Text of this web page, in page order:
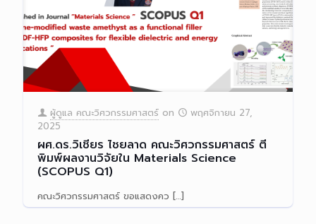
ผู้ดูแล คณะวิศวกรรมศาสตร์ on
พฤศจิกายน 27,
2025
ผศ.ดร.วิเชียร ไชยลาด คณะวิศวกรรมศาสตร์ ตี
พิมพ์ผลงานวิจัยใน Materials Science
(SCOPUS Q1)
คณะวิศวกรรมศาสตร์ ขอแสดงคว […]